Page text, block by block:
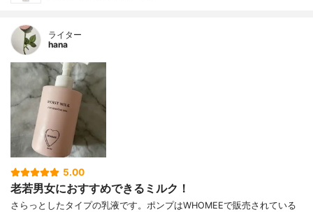
ライター
hana
5.00
老若男女におすすめできるミルク！
さらっとしたタイプの乳液です。ポンプはWHOMEEで販売されている